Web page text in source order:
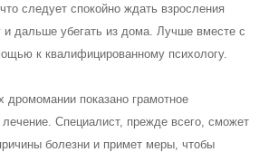
следует спокойно ждать взросления
и дальше убегать из дома. Лучше вместе с
к квалифицированному психологу.
дромомании показано грамотное
лечение. Специалист, прежде всего, сможет
болезни и примет меры, чтобы